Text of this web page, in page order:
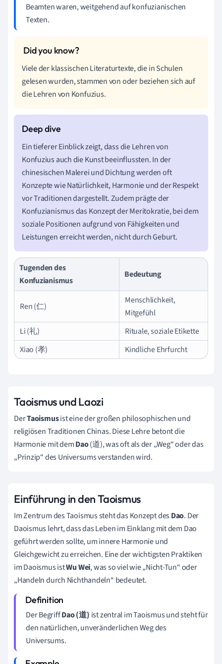
Beamten waren, weitgehend auf konfuzianischen
Texten.
Viele der klassischen Literaturtexte, die in Schulen
gelesen wurden, stammen von oder beziehen sich auf
die Lehren von Konfuzius.
Ein tieferer Einblick zeigt, dass die Lehren von
Konfuzius auch die Kunst beeinflussten. In der
chinesischen Malerei und Dichtung werden oft
Konzepte wie Natürlichkeit, Harmonie und der Respekt
vor Traditionen dargestellt. Zudem prägte der
Konfuzianismus das Konzept der Meritokratie, bei dem
soziale Positionen aufgrund von Fähigkeiten und
Leistungen erreicht werden, nicht durch Geburt.
Tugenden des
Konfuzianismus
Bedeutung
Ren (仁)
Menschlichkeit,
Mitgefühl
Li (礼)
Rituale, soziale Etikette
Xiao (孝)
Kindliche Ehrfurcht
Taoismus und Laozi
DerTaoismusist eine der großen philosophischen und
religiösen Traditionen Chinas. Diese Lehre betont die
Harmonie mit demDao(道), was oft als der „Weg“ oder das
„Prinzip“ des Universums verstanden wird.
Einführung in den Taoismus
Im Zentrum des Taoismus steht das Konzept desDao. Der
Daoismus lehrt, dass das Leben im Einklang mit dem Dao
geführt werden sollte, um innere Harmonie und
Gleichgewicht zu erreichen. Eine der wichtigsten Praktiken
im Daoismus istWu Wei, was so viel wie „Nicht-Tun“ oder
„Handeln durch Nichthandeln“ bedeutet.
Der BegriffDao (道) ist zentral im Taoismus und steht für
den natürlichen, unveränderlichen Weg des
Universums.